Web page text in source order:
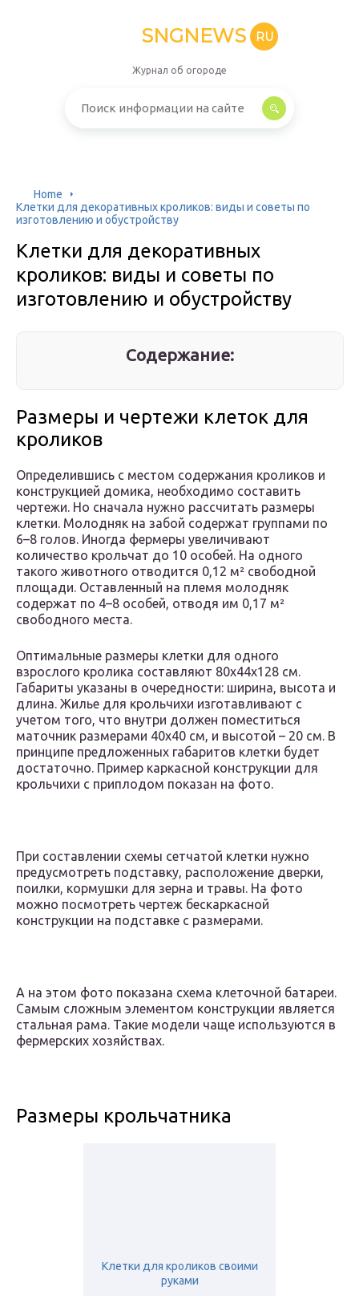
SNGNEWS RU
Журнал об огороде
Home
Клетки для декоративных кроликов: виды и советы по
изготовлению и обустройству
Клетки для декоративных
кроликов: виды и советы по
изготовлению и обустройству
Содержание:
Размеры и чертежи клеток для
кроликов
Определившись с местом содержания кроликов и
конструкцией домика, необходимо составить
чертежи. Но сначала нужно рассчитать размеры
клетки. Молодняк на забой содержат группами по
6–8 голов. Иногда фермеры увеличивают
количество крольчат до 10 особей. На одного
такого животного отводится 0,12 м² свободной
площади. Оставленный на племя молодняк
содержат по 4–8 особей, отводя им 0,17 м²
свободного места.
Оптимальные размеры клетки для одного
взрослого кролика составляют 80х44х128 см.
Габариты указаны в очередности: ширина, высота и
длина. Жилье для крольчихи изготавливают с
учетом того, что внутри должен поместиться
маточник размерами 40х40 см, и высотой – 20 см. В
принципе предложенных габаритов клетки будет
достаточно. Пример каркасной конструкции для
крольчихи с приплодом показан на фото.
При составлении схемы сетчатой клетки нужно
предусмотреть подставку, расположение дверки,
поилки, кормушки для зерна и травы. На фото
можно посмотреть чертеж бескаркасной
конструкции на подставке с размерами.
А на этом фото показана схема клеточной батареи.
Самым сложным элементом конструкции является
стальная рама. Такие модели чаще используются в
фермерских хозяйствах.
Размеры крольчатника
Клетки для кроликов своими
руками